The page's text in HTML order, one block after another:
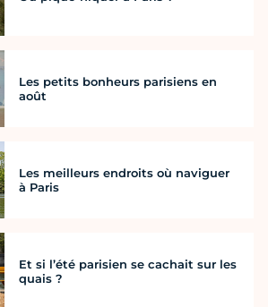
Les petits bonheurs parisiens en
août
Les meilleurs endroits où naviguer
à Paris
Et si l’été parisien se cachait sur les
quais ?